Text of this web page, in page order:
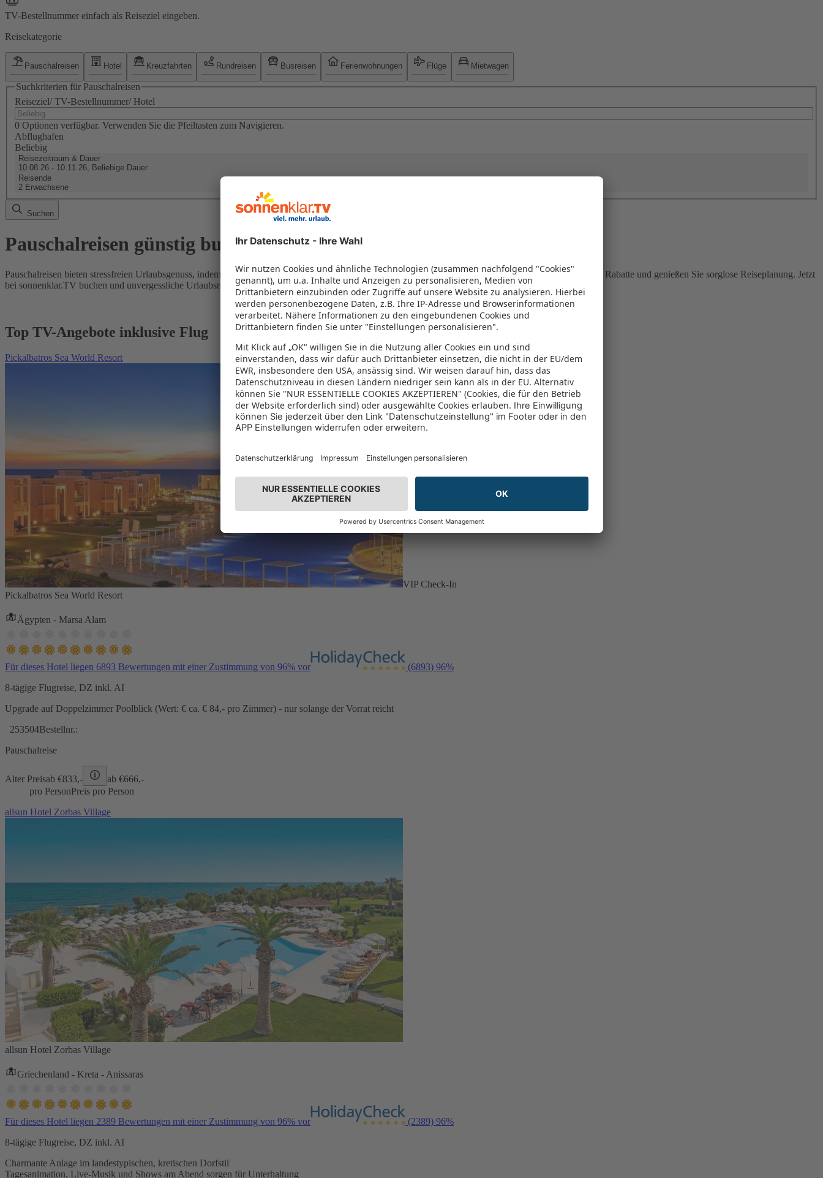
TV-Bestellnummer einfach als Reiseziel eingeben.
Reisekategorie
Pauschalreisen Hotel Kreuzfahrten Rundreisen Busreisen Ferienwohnungen Flüge Mietwagen
Suchkriterien für Pauschalreisen
Reiseziel/ TV-Bestellnummer/ Hotel
0 Optionen verfügbar. Verwenden Sie die Pfeiltasten zum Navigieren.
Abflughafen
Beliebig
Reisezeitraum & Dauer
10.08.26 - 10.11.26, Beliebige Dauer
Reisende
2 Erwachsene
Suchen
Pauschalreisen günstig buchen
Pauschalreisen bieten stressfreien Urlaubsgenuss, indem Flug und Hotel in einem Paket kombiniert werden – das spart Zeit und Geld. Nutzen Sie attraktive Rabatte und genießen Sie sorglose Reiseplanung. Jetzt
bei sonnenklar.TV buchen und unvergessliche Urlaubsmomente erleben!
Top TV-Angebote inklusive Flug
Pickalbatros Sea World Resort
VIP Check-In
Pickalbatros Sea World Resort
Ägypten - Marsa Alam
Für dieses Hotel liegen 6893 Bewertungen mit einer Zustimmung von 96% vor (6893) 96%
8-tägige Flugreise, DZ inkl. AI
Upgrade auf Doppelzimmer Poolblick (Wert: € ca. € 84,- pro Zimmer) - nur solange der Vorrat reicht
253504Bestellnr.:
Pauschalreise
Alter Preisab €833,- ab €666,-
pro PersonPreis pro Person
allsun Hotel Zorbas Village
allsun Hotel Zorbas Village
Griechenland - Kreta - Anissaras
Für dieses Hotel liegen 2389 Bewertungen mit einer Zustimmung von 96% vor (2389) 96%
8-tägige Flugreise, DZ inkl. AI
Charmante Anlage im landestypischen, kretischen Dorfstil
Tagesanimation, Live-Musik und Shows am Abend sorgen für Unterhaltung